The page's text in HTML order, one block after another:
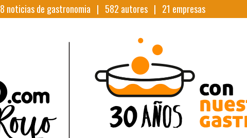
noticias de gastronomia | 582 autores | 21 empresas